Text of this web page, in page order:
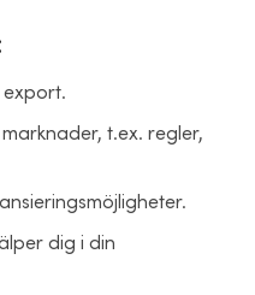
export.
t.ex. regler,
dig i din